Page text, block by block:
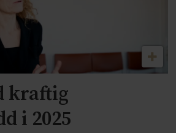
kraftig
i 2025